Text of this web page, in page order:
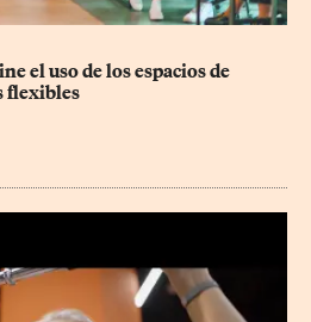
el uso de los espacios de
flexibles